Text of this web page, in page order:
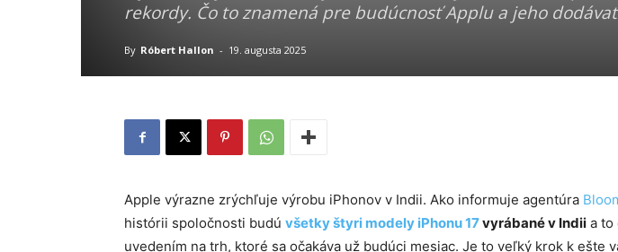
rekordy. Čo to znamená pre budúcnosť Applu a jeho
By Róbert Hallon - 19. augusta 2025
Apple výrazne zrýchľuje výrobu iPhonov v Indii. Ako informuje agentúra
histórii spoločnosti budú všetky štyri modely iPhonu 17vyrábané v Indii a to
uvedením na trh, ktoré sa očakáva už budúci mesiac. Je to veľký krok k ešte